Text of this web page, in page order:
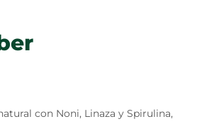
con Noni, Linaza y Spirulina,